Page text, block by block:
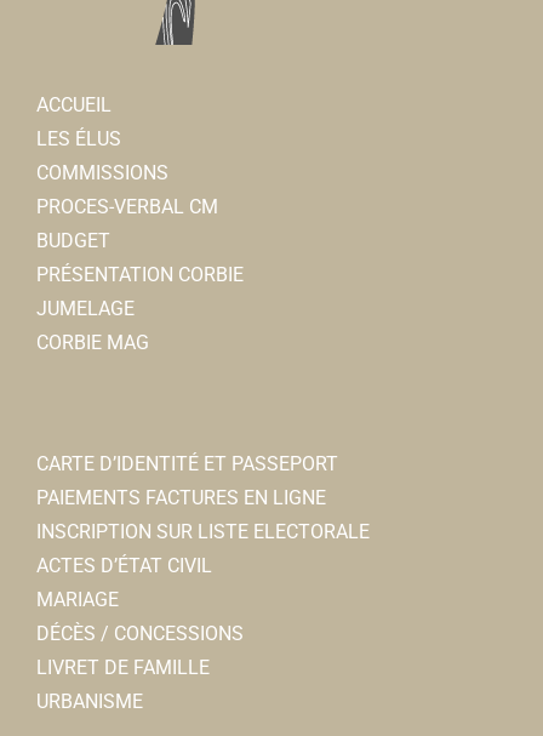
ACCUEIL
LES ÉLUS
COMMISSIONS
PROCES-VERBAL CM
BUDGET
PRÉSENTATION CORBIE
JUMELAGE
CORBIE MAG
CARTE D’IDENTITÉ ET PASSEPORT
PAIEMENTS FACTURES EN LIGNE
INSCRIPTION SUR LISTE ELECTORALE
ACTES D’ÉTAT CIVIL
MARIAGE
DÉCÈS / CONCESSIONS
LIVRET DE FAMILLE
URBANISME